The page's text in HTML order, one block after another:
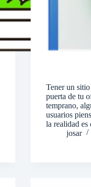
Tener un
puerta de tu
temprano,
usuarios
la realidad
josar